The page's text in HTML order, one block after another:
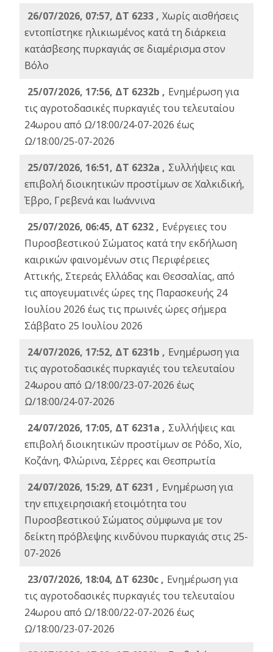
26/07/2026, 07:57, ΔΤ 6233 , Χωρίς αισθήσεις
εντοπίστηκε ηλικιωμένος κατά τη διάρκεια
κατάσβεσης πυρκαγιάς σε διαμέρισμα στον
Βόλο
25/07/2026, 17:56, ΔΤ 6232b , Ενημέρωση για
τις αγροτοδασικές πυρκαγιές του τελευταίου
24ωρου από Ω/18:00/24-07-2026 έως
Ω/18:00/25-07-2026
25/07/2026, 16:51, ΔΤ 6232a , Συλλήψεις και
επιβολή διοικητικών προστίμων σε Χαλκιδική,
Έβρο, Γρεβενά και Ιωάννινα
25/07/2026, 06:45, ΔΤ 6232 , Ενέργειες του
Πυροσβεστικού Σώματος κατά την εκδήλωση
καιρικών φαινομένων στις Περιφέρειες
Αττικής, Στερεάς Ελλάδας και Θεσσαλίας, από
τις απογευματινές ώρες της Παρασκευής 24
Ιουλίου 2026 έως τις πρωινές ώρες σήμερα
Σάββατο 25 Ιουλίου 2026
24/07/2026, 17:52, ΔΤ 6231b , Ενημέρωση για
τις αγροτοδασικές πυρκαγιές του τελευταίου
24ωρου από Ω/18:00/23-07-2026 έως
Ω/18:00/24-07-2026
24/07/2026, 17:05, ΔΤ 6231a , Συλλήψεις και
επιβολή διοικητικών προστίμων σε Ρόδο, Χίο,
Κοζάνη, Φλώρινα, Σέρρες και Θεσπρωτία
24/07/2026, 15:29, ΔΤ 6231 , Ενημέρωση για
την επιχειρησιακή ετοιμότητα του
Πυροσβεστικού Σώματος σύμφωνα με τον
δείκτη πρόβλεψης κινδύνου πυρκαγιάς στις 25-
07-2026
23/07/2026, 18:04, ΔΤ 6230c , Ενημέρωση για
τις αγροτοδασικές πυρκαγιές του τελευταίου
24ωρου από Ω/18:00/22-07-2026 έως
Ω/18:00/23-07-2026